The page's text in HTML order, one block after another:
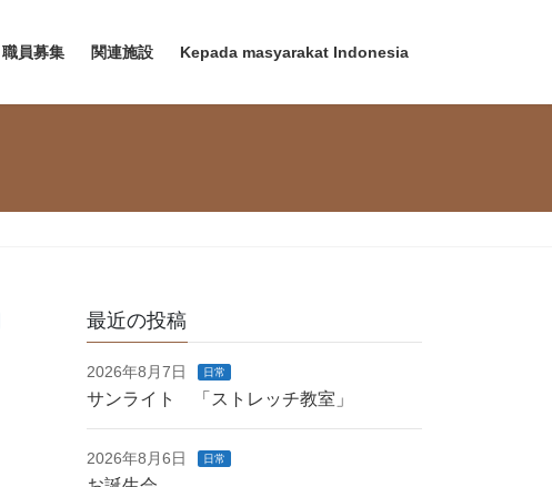
職員募集 関連施設 Kepada masyarakat Indonesia
最近の投稿
2026年8月7日 日常
サンライト 「ストレッチ教室」
2026年8月6日 日常